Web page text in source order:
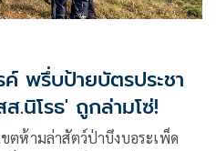
พรึ่บป้ายบัตรประชา
.นิโรธ' ถูกล่ามโซ่!
ตห้ามล่าสัตว์ป่าบึงบอระเพ็ด